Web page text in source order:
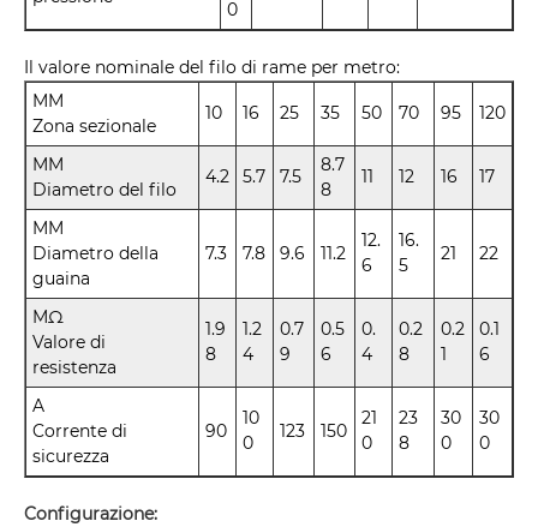
0
Il valore nominale del filo di rame per metro:
MM
Zona sezionale
10 16 25 35 50 70 95 120
MM
Diametro del filo
4.2 5.7 7.5
8.7
8
11 12 16 17
MM
Diametro della
guaina
7.3 7.8 9.6 11.2
12.
6
16.
5
21 22
MΩ
Valore di
resistenza
1.9
8
1.2
4
0.7
9
0.5
6
0.
4
0.2
8
0.2
1
0.1
6
A
Corrente di
sicurezza
90
10
0
123 150
21
0
23
8
30
0
30
0
Configurazione: